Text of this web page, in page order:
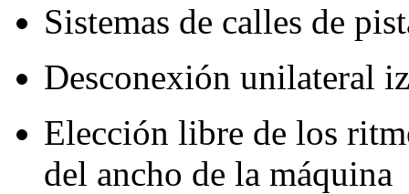
Sistemas de calles de
Desconexión unilateral
Elección libre de los
del ancho de la máquina